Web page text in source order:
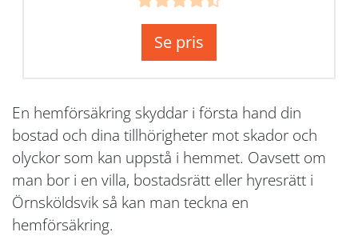
Se pris
En hemförsäkring skyddar i första hand din
bostad och dina tillhörigheter mot skador och
olyckor som kan uppstå i hemmet. Oavsett om
man bor i en villa, bostadsrätt eller hyresrätt i
Örnsköldsvik så kan man teckna en
hemförsäkring.